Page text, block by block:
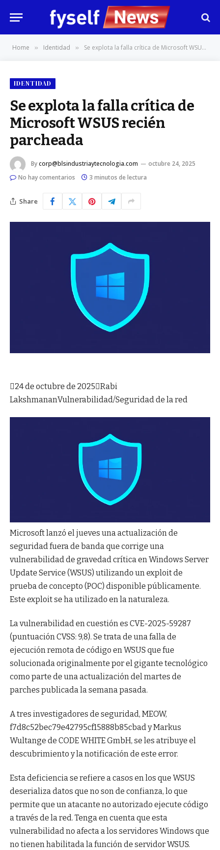
Home » Identidad » Se explota la falla crítica de Microsoft WSUS recién parcheada
IDENTIDAD
Se explota la falla crítica de
Microsoft WSUS recién
parcheada
Bycorp@blsindustriaytecnologia.com
octubre 24, 2025
No hay comentarios
3 minutos de lectura
Share
24 de octubre de 2025Rabi
LakshmananVulnerabilidad/Seguridad de la red
Microsoft lanzó el jueves una actualización de
seguridad fuera de banda que corrige una
vulnerabilidad de gravedad crítica en Windows Server
Update Service (WSUS) utilizando un exploit de
prueba de concepto (POC) disponible públicamente.
Este exploit se ha utilizado en la naturaleza.
La vulnerabilidad en cuestión es CVE-2025-59287
(puntuación CVSS: 9,8). Se trata de una falla de
ejecución remota de código en WSUS que fue
solucionada originalmente por el gigante tecnológico
como parte de una actualización del martes de
parches publicada la semana pasada.
A tres investigadores de seguridad, MEOW,
f7d8c52bec79e42795cf15888b85cbad y Markus
Wultange de CODE WHITE GmbH, se les atribuye el
descubrimiento y la notificación de este error.
Esta deficiencia se refiere a casos en los que WSUS
deserializa datos que no son de confianza, lo que
permite que un atacante no autorizado ejecute código
a través de la red. Tenga en cuenta que esta
vulnerabilidad no afecta a los servidores Windows que
no tienen habilitada la función de servidor WSUS.